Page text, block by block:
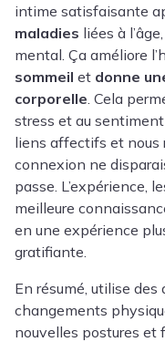
intime satisfaisante
maladies liées à
mental. Ça améliore
sommeil et donne
corporelle . Cela
stress et au
liens affectifs et nous
connexion ne
passe. L’expérience,
meilleure
en une expérience
gratifiante.
En résumé, utilise
changements
nouvelles postures et